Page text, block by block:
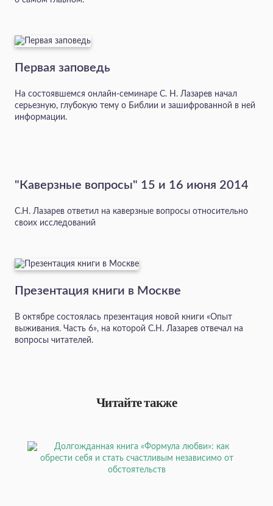
Первая заповедь
На состоявшемся онлайн-семинаре С. Н. Лазарев начал
серьезную, глубокую тему о Библии и зашифрованной в ней
информации.
"Каверзные вопросы" 15 и 16 июня 2014
С.Н. Лазарев ответил на каверзные вопросы относительно
своих исследований
Презентация книги в Москве
В октябре состоялась презентация новой книги «Опыт
выживания. Часть 6», на которой С.Н. Лазарев отвечал на
вопросы читателей.
Читайте также